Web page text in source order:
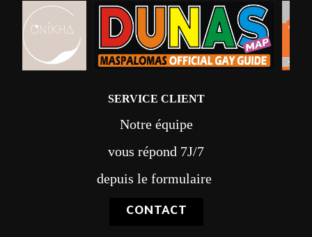
SERVICE CLIENT
Notre équipe
vous répond 7J/7
depuis le formulaire
CONTACT